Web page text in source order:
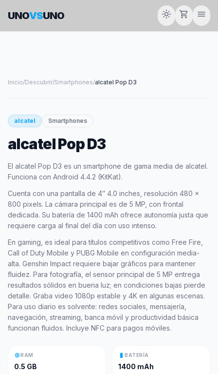
UNOVSUNO light_mode shopping_cart menu
Inicio/Descubrir/Smartphones/alcatel Pop D3
smartphone
ALCATEL
alcatel Smartphones
alcatel Pop D3
El alcatel Pop D3 es un smartphone de gama media de alcatel.
Funciona con Android 4.4.2 (KitKat).
Cuenta con una pantalla de 4″ 4.0 inches, resolución 480 x
800 pixels. La cámara principal es de 5 MP, con frontal
dedicada. Su batería de 1400 mAh ofrece autonomía justa que
requiere carga al final del día con uso intenso.
En gaming, es ideal para títulos competitivos como Free Fire,
Call of Duty Mobile y PUBG Mobile en configuración media-
alta. Genshin Impact requiere bajar gráficos para mantener
fluidez. Para fotografía, el sensor principal de 5 MP entrega
resultados sólidos en buena luz; en condiciones bajas pierde
detalle. Graba video 1080p estable y 4K en algunas escenas.
Para uso diario es solvente: redes sociales, mensajería,
navegación, streaming, banca móvil y productividad básica
funcionan fluidos. Incluye NFC para pagos móviles.
memoryRAM
0.5 GB
battery_full BATERÍA
1400 mAh